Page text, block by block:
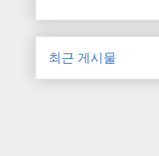
최근 게시물